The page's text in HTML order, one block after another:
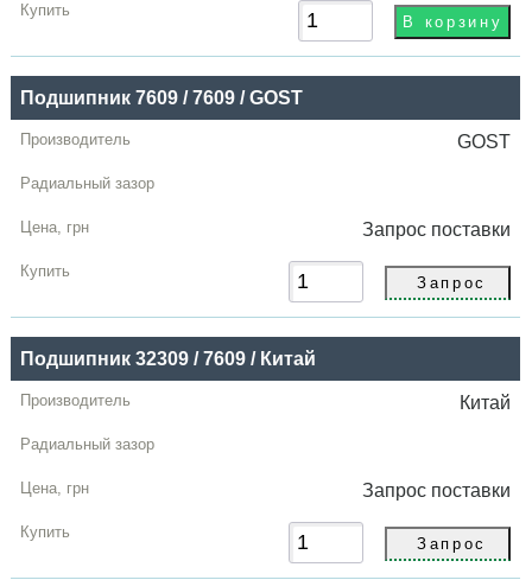
Подшипник 7609 / 7609 / GOST
GOST
Запрос поставки
Подшипник 32309 / 7609 / Китай
Китай
Запрос поставки